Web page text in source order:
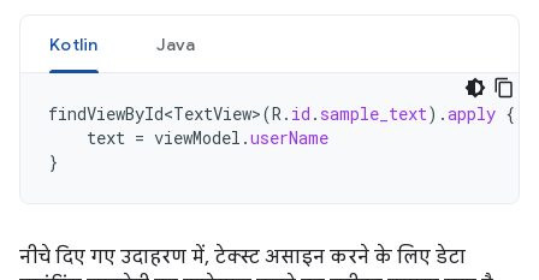
Kotlin Java
findViewById<TextView>(R . id . sample_text).apply {
text = viewModel .userName
}
नीचे दिए गए उदाहरण में, टेक्स्ट असाइन करने के लिए डेटा